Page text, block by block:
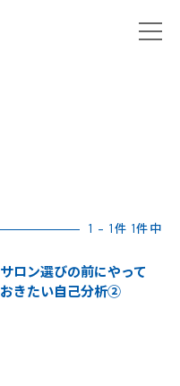
1 - 1件 1件中
サロン選びの前にやって
おきたい自己分析②